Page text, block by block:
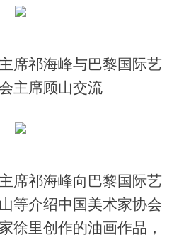
席祁海峰与巴黎国际艺
主席顾山交流
席祁海峰向巴黎国际艺
等介绍中国美术家协会
徐里创作的油画作品，